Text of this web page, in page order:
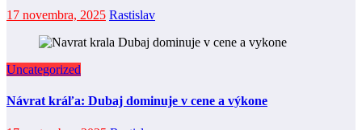
17 novembra, 2025 Rastislav
Uncategorized
Návrat kráľa: Dubaj dominuje v cene a výkone